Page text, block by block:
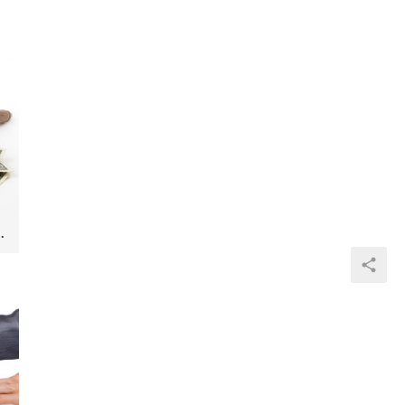
类公证